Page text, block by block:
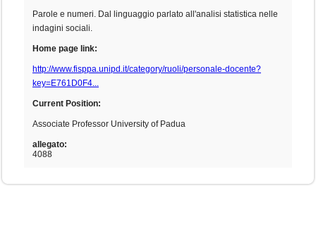
Parole e numeri. Dal linguaggio parlato all'analisi statistica nelle
indagini sociali.
Home page link:
http://www.fisppa.unipd.it/category/ruoli/personale-docente?
key=E761D0F4...
Current Position:
Associate Professor University of Padua
allegato:
4088